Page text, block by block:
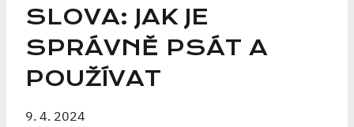
SLOVA: JAK JE
SPRÁVNĚ PSÁT A
POUŽÍVAT
9. 4. 2024